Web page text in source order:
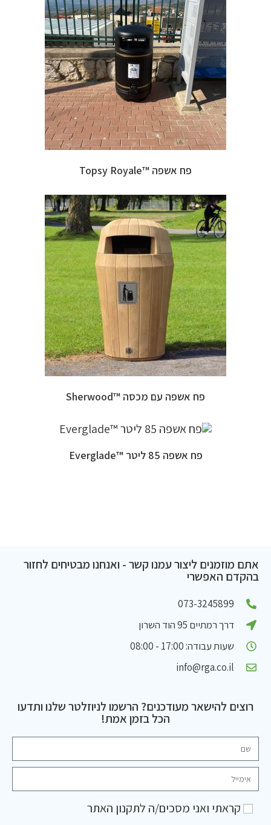
פח אשפה ™Topsy Royale
פח אשפה עם מכסה ™Sherwood
פח אשפה 85 ליטר ™Everglade
אתם מוזמנים ליצור עמנו קשר - ואנחנו מבטיחים לחזור
בהקדם האפשרי
073-3245899
דרך רמתיים 95 הוד השרון
שעות עבודה: 17:00 - 08:00
info@rga.co.il
רוצים להישאר מעודכנים? הרשמו לניוזלטר שלנו ותדעו
הכל בזמן אמת!
קראתי ואני מסכים/ה לתקנון האתר